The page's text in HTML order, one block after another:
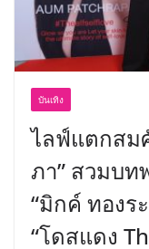
บันเทิง
ไลฟ์แตกสม
ภา” สวมบท
“มิกค์ ทองร
“โดสแดง